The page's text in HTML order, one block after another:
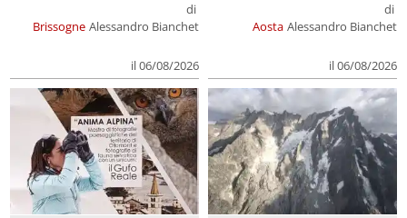
Brissogne
di
Alessandro Bianchet
il 06/08/2026
Aosta
di
Alessandro Bianchet
il 06/08/2026